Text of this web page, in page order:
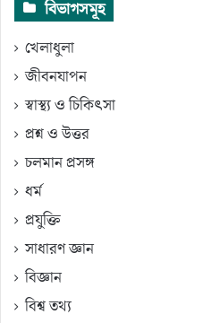
বিভাগসমূহ
খেলাধুলা
জীবনযাপন
স্বাস্থ্য ও চিকিৎসা
প্রশ্ন ও উত্তর
চলমান প্রসঙ্গ
ধর্ম
প্রযুক্তি
সাধারণ জ্ঞান
বিজ্ঞান
বিশ্ব তথ্য